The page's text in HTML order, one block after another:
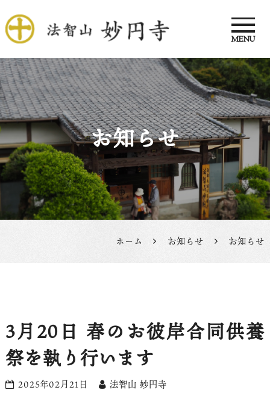
法智山 妙円寺
MENU
お知らせ
ホーム お知らせ お知らせ
3月20日 春のお彼岸合同供養
祭を執り行います
2025年02月21日 法智山 妙円寺